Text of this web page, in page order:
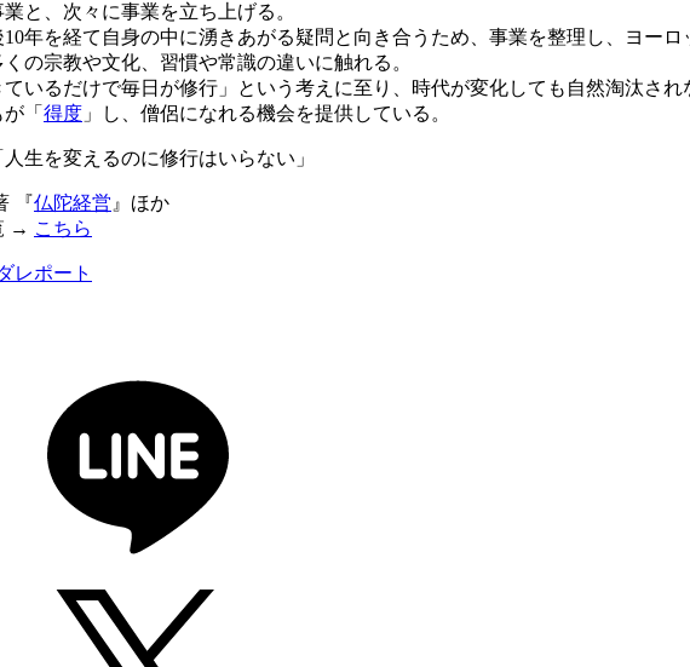
と、次々に事業を立ち上げる。
年を経て自身の中に湧きあがる疑問と向き合うため、事業を整理し、ヨー
の宗教や文化、習慣や常識の違いに触れる。
ているだけで毎日が修行」という考えに至り、時代が変化しても自然淘汰され
「 得度 」し、僧侶になれる機会を提供している。
生を変えるのに修行はいらない」
『仏陀経営 』ほか
→ こちら
レポート